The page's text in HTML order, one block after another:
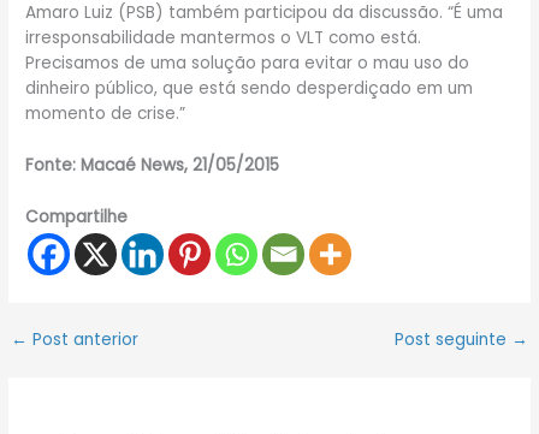
Amaro Luiz (PSB) também participou da discussão. “É uma
irresponsabilidade mantermos o VLT como está.
Precisamos de uma solução para evitar o mau uso do
dinheiro público, que está sendo desperdiçado em um
momento de crise.”
Fonte: Macaé News, 21/05/2015
Compartilhe
← Post anterior Post seguinte →